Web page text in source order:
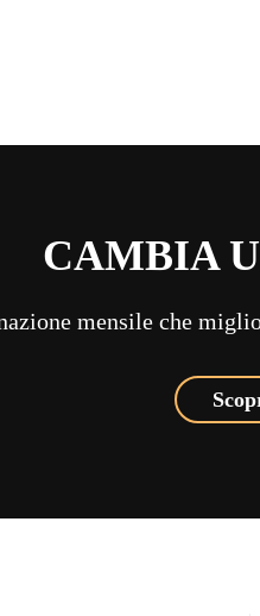
CAMBIA
mensile che